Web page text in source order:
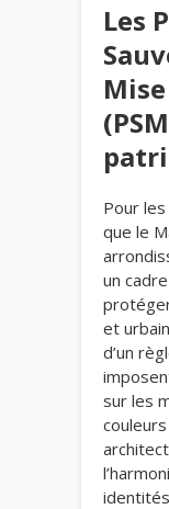
Les
Pour
que le
un
et
d’un
sur les